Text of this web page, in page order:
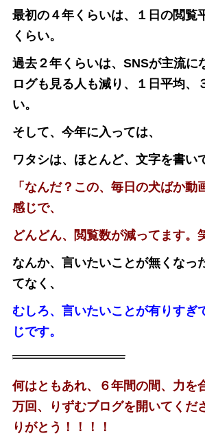
最初の４年くらいは、１日の閲覧
くらい。
過去２年くらいは、SNSが主流に
ログも見る人も減り、１日平均、
い。
そして、今年に入っては、
ワタシは、ほとんど、文字を書い
「なんだ？この、毎日の犬ばか動
感じで、
どんどん、閲覧数が減ってます
なんか、言いたいことが無くなっ
てなく、
むしろ、言いたいことが有りすぎ
じです。
何はともあれ、６年間の間、力を
万回、りずむブログを開いてくだ
りがとう！！！！